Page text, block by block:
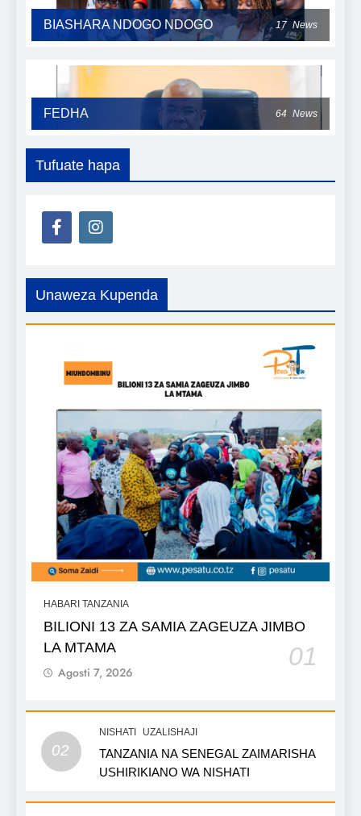
BIASHARA NDOGO NDOGO 17 News
FEDHA 64 News
Tufuate hapa
Unaweza Kupenda
HABARI TANZANIA
BILIONI 13 ZA SAMIA ZAGEUZA JIMBO
LA MTAMA
01
Agosti 7, 2026
02
NISHATI UZALISHAJI
TANZANIA NA SENEGAL ZAIMARISHA
USHIRIKIANO WA NISHATI